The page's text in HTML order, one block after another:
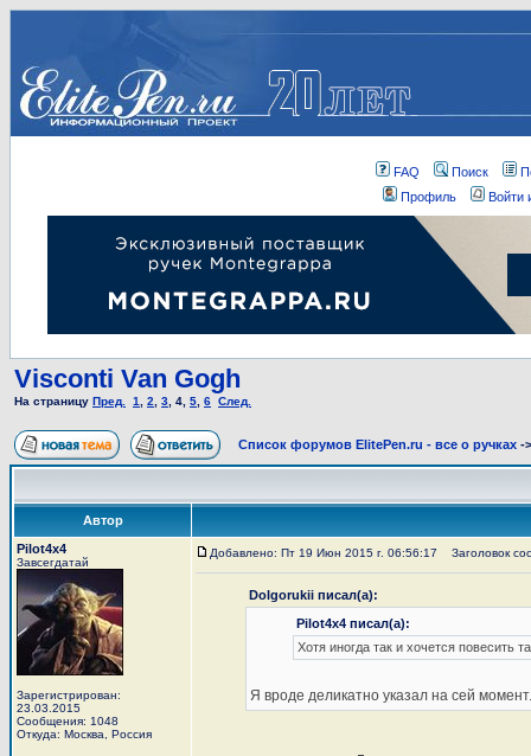
FAQ Поиск
Профиль
Войти
Visconti Van Gogh
На страницу Пред. 1 2 3 4 5 6 След.
Список форумов ElitePen.ru - все о ручках -
Автор
Pilot4x4
Завсегдатай
Зарегистрирован:
23.03.2015
Сообщения: 1048
Откуда: Москва, Россия
Добавлено: Пт 19 Июн 2015 г. 06:56:17 Заголовок
Dolgorukii писал(а):
Pilot4x4 писал(а):
Хотя иногда так и хочется повесить
Я вроде деликатно указал на сей